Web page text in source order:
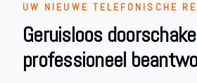
UW NIEUWE TELEFONISCHE
Geruisloos
professioneel